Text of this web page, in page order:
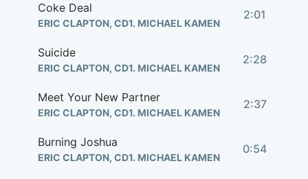
Coke Deal
ERIC CLAPTON, CD1. MICHAEL KAMEN
2:01
Suicide
ERIC CLAPTON, CD1. MICHAEL KAMEN
2:28
Meet Your New Partner
ERIC CLAPTON, CD1. MICHAEL KAMEN
2:37
Burning Joshua
ERIC CLAPTON, CD1. MICHAEL KAMEN
0:54